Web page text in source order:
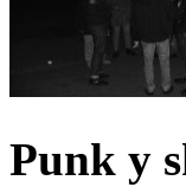
Punk y